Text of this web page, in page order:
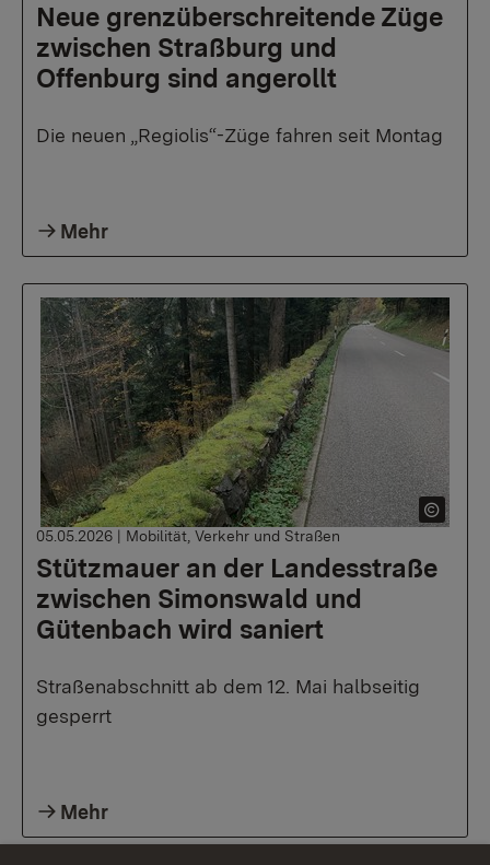
Neue grenzüberschreitende Züge
zwischen Straßburg und
Offenburg sind angerollt
Die neuen „Regiolis“-Züge fahren seit Montag
Mehr
Stützmauer an der Landesstraße
zwischen Simonswald und
Gütenbach wird saniert
05.05.2026 | Mobilität, Verkehr und Straßen
Straßenabschnitt ab dem 12. Mai halbseitig
gesperrt
Mehr